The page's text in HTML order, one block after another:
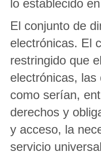
lo establecido
El conjunto de
electrónicas. El
restringido que
electrónicas,
como serían,
derechos y
y acceso, la
servicio